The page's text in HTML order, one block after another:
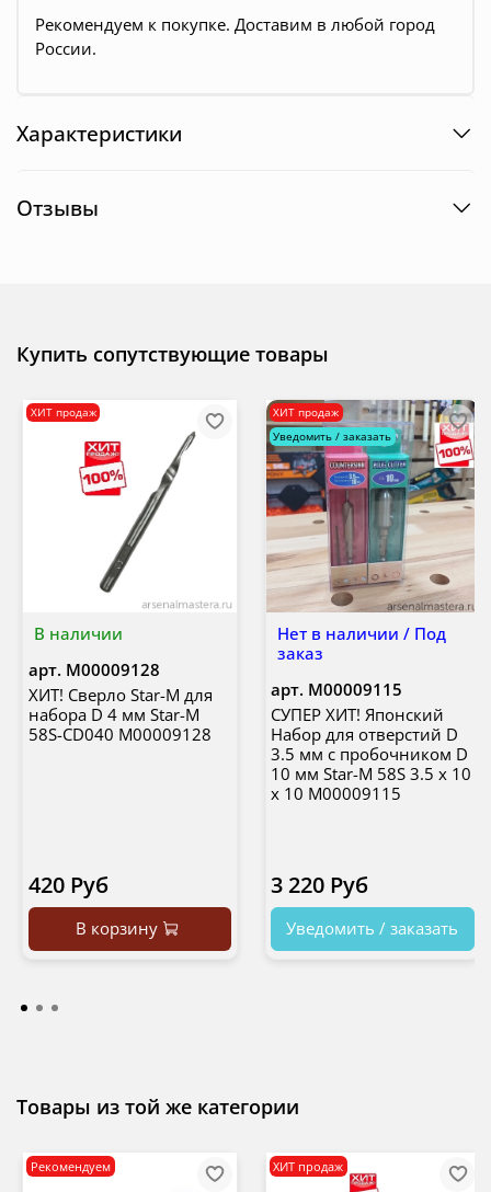
Рекомендуем к покупке. Доставим в любой город
России.
Характеристики
Отзывы
Купить сопутствующие товары
В наличии
ХИТ продаж
арт. М00009128
ХИТ! Сверло Star-M для
набора D 4 мм Star-M
58S-CD040 М00009128
420 Руб
В корзину
Нет в наличии / Под
заказ
ХИТ продаж
Уведомить / заказать
арт. М00009115
СУПЕР ХИТ! Японский
Набор для отверстий D
3.5 мм с пробочником D
10 мм Star-M 58S 3.5 х 10
х 10 М00009115
3 220 Руб
Уведомить / заказать
Товары из той же категории
Рекомендуем ХИТ продаж